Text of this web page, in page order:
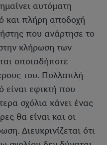
αυτόματη
και πλήρη αποδοχή
που ανάρτησε το
κλήρωση των
οποιαδήποτε
του. Πολλαπλή
είναι εφικτή που
σχόλια κάνει ένας
θα είναι και οι
Διευκρινίζεται ότι